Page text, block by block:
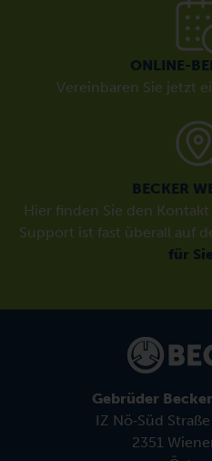
ONLINE-
Vereinbaren Sie jetzt
BECKER
Hier finden Sie den
Support ist fast überall auf
für
Gebrüder
IZ Nö‑Süd
2351